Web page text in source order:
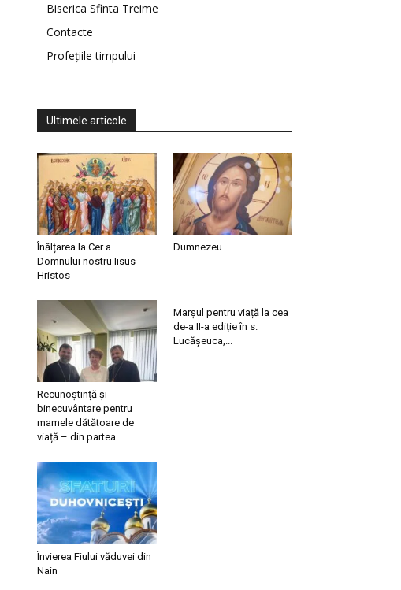
Biserica Sfinta Treime
Contacte
Profețiile timpului
Ultimele articole
Înălțarea la Cer a
Domnului nostru Iisus
Hristos
Dumnezeu…
Recunoștință și
binecuvântare pentru
mamele dătătoare de
viață – din partea...
Marșul pentru viață la cea
de-a II-a ediție în s.
Lucășeuca,...
Învierea Fiului văduvei din
Nain